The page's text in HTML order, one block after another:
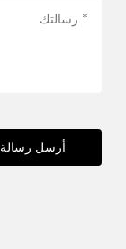
أرسل رسالة